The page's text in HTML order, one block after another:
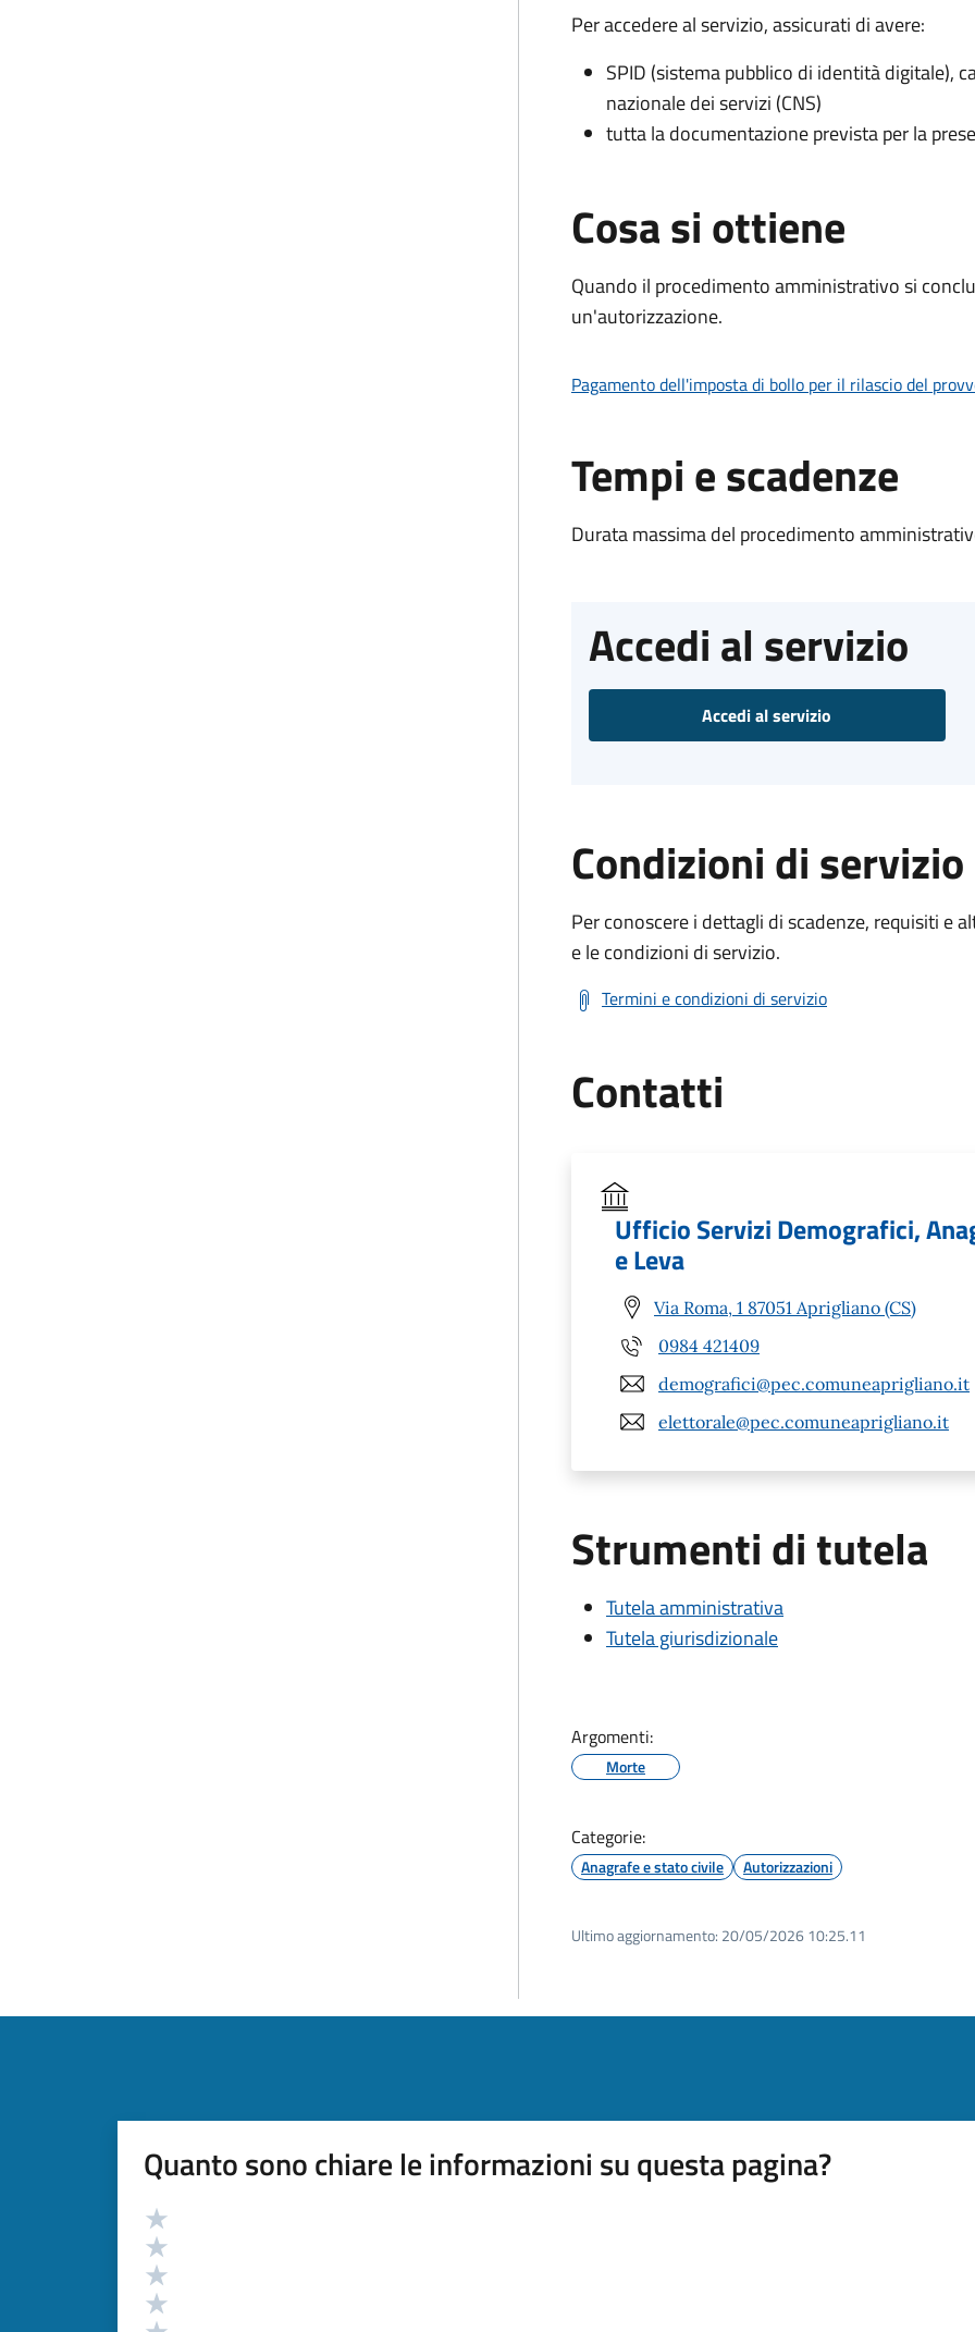
Per accedere al servizio, assicurati di avere:
SPID (sistema pubblico di identità digitale),
nazionale dei servizi (CNS)
tutta la documentazione prevista per la
Cosa si ottiene
Quando il procedimento amministrativo si
un'autorizzazione.
Pagamento dell'imposta di bollo per il rilascio del
Tempi e scadenze
Durata massima del procedimento
Accedi al servizio
Accedi al servizio
Condizioni di servizio
Per conoscere i dettagli di scadenze, requisiti e
e le condizioni di servizio.
Termini e condizioni di servizio
Contatti
Ufficio Servizi Demografici,
e Leva
Via Roma, 1 87051 Aprigliano (CS)
0984 421409
demografici@pec.comuneaprigliano.it
elettorale@pec.comuneaprigliano.it
Strumenti di tutela
Tutela amministrativa
Tutela giurisdizionale
Argomenti:
Morte
Categorie:
Anagrafe e stato civile Autorizzazioni
Ultimo aggiornamento: 20/05/2026 10:25.11
Quanto sono chiare le informazioni su questa pagina?
Valutazione